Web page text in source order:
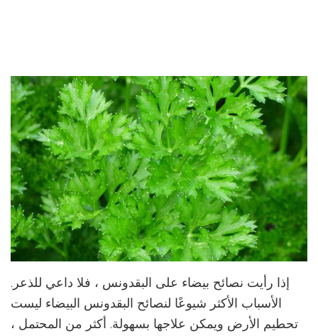
إذا رأيت نصائح بيضاء على البقدونس ، فلا داعي للذعر.
الأسباب الأكثر شيوعًا لنصائح البقدونس البيضاء ليست
تحطيم الأرض ويمكن علاجها بسهولة. أكثر من المحتمل ،